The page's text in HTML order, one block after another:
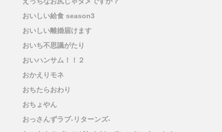
おいしい給食 season3
おいしい離婚届けます
おいち不思議がたり
おいハンサム！！２
おかえりモネ
おちたらおわり
おちょやん
おっさんずラブ-リターンズ-